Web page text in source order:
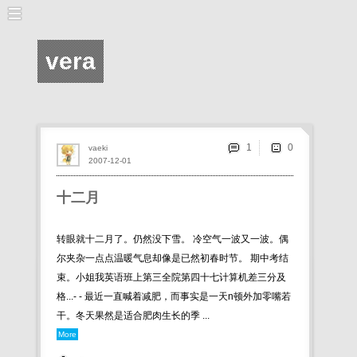
vera
十二月
转眼就十二月了。仍然没下雪。 冷空气一波又一波。偶
尔夹杂一点点温暖气息却像是已然初春时节。 期中考结
束。小姐我英语班上第三全院第四十七计算机差三分及
格...- - 最近一直喊着减肥，而事实是一天n顿外加零嘴若
干。冬天果然是适合肥肉生长的季 ...
More
2007-12-01
vaeki 1